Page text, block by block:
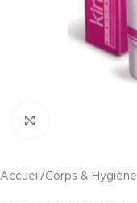
Accueil /Corps & Hygiène